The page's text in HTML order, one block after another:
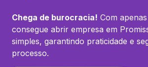
Chega de burocracia! Com apenas
consegue abrir empresa em
simples, garantindo praticidade e
processo.